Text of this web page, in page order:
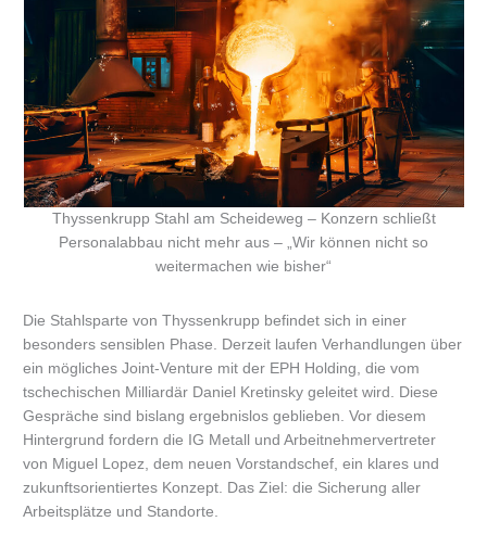
Thyssenkrupp Stahl am Scheideweg – Konzern schließt
Personalabbau nicht mehr aus – „Wir können nicht so
weitermachen wie bisher“
Die Stahlsparte von Thyssenkrupp befindet sich in einer
besonders sensiblen Phase. Derzeit laufen Verhandlungen über
ein mögliches Joint-Venture mit der EPH Holding, die vom
tschechischen Milliardär Daniel Kretinsky geleitet wird. Diese
Gespräche sind bislang ergebnislos geblieben. Vor diesem
Hintergrund fordern die IG Metall und Arbeitnehmervertreter
von Miguel Lopez, dem neuen Vorstandschef, ein klares und
zukunftsorientiertes Konzept. Das Ziel: die Sicherung aller
Arbeitsplätze und Standorte.